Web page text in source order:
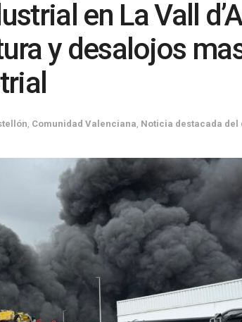
en La Vall
y desalojos
Comunidad Valenciana Noticia destacada del